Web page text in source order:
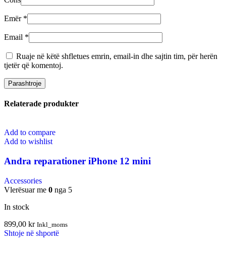
Emër *
Email *
Ruaje në këtë shfletues emrin, email-in dhe sajtin tim, për herën
tjetër që komentoj.
Relaterade produkter
Add to compare
Add to wishlist
Andra reparationer iPhone 12 mini
Accessories
Vlerësuar me 0 nga 5
In stock
899,00 kr Inkl_moms
Shtoje në shportë